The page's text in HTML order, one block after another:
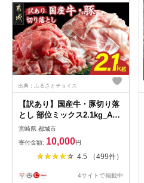
出典：ふるさとチョイス
【訳あり】国産牛・豚切り落
とし 部位ミックス2.1kg_AA-
2505_(都城市) 牛肉 豚肉 切り
落とし 部位ミックス 国産豚
国産牛 2.1kg 冷凍 訳あり
宮崎県 都城市
寄付金額: 10,000円
4.5 （499件）
4サイトで掲載中